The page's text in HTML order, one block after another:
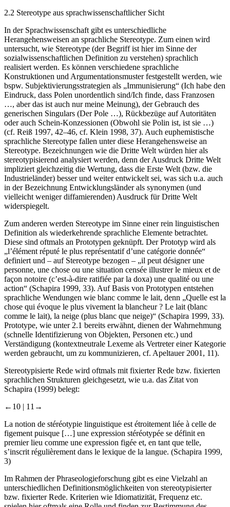
2.2 Stereotype aus sprachwissenschaftlicher Sicht
In der Sprachwissenschaft gibt es unterschiedliche
Herangehensweisen an sprachliche Stereotype. Zum einen wird
untersucht, wie Stereotype (der Begriff ist hier im Sinne der
sozialwissenschaftlichen Definition zu verstehen) sprachlich
realisiert werden. Es können verschiedene sprachliche
Konstruktionen und Argumentationsmuster festgestellt werden, wie
bspw. Subjektivierungsstrategien als „Immunisierung“ (Ich habe den
Eindruck, dass Polen unordentlich sind/Ich finde, dass Franzosen
…, aber das ist auch nur meine Meinung), der Gebrauch des
generischen Singulars (Der Pole …), Rückbezüge auf Autoritäten
oder auch Schein-Konzessionen (Obwohl sie Polin ist, ist sie …)
(cf. Reiß 1997, 42–46, cf. Klein 1998, 37). Auch euphemistische
sprachliche Stereotype fallen unter diese Herangehensweise an
Stereotype. Bezeichnungen wie die Dritte Welt würden hier als
stereotypisierend analysiert werden, denn der Ausdruck Dritte Welt
impliziert gleichzeitig die Wertung, dass die Erste Welt (bzw. die
Industrieländer) besser und weiter entwickelt sei, was sich u.a. auch
in der Bezeichnung Entwicklungsländerals synonymen (und
vielleicht weniger diffamierenden) Ausdruck fürDritte Welt
widerspiegelt.
Zum anderen werden Stereotype im Sinne einer rein linguistischen
Definition als wiederkehrende sprachliche Elemente betrachtet.
Diese sind oftmals an Prototypen geknüpft. Der Prototyp wird als
„l’élément réputé le plus représentatif d’une catégorie donnée“
definiert und – auf Stereotype bezogen – „il peut désigner une
personne, une chose ou une situation censée illustrer le mieux et de
façon notoire (c’est-à-dire ratifiée par la doxa) une qualité ou une
action“ (Schapira 1999, 33). Auf Basis von Prototypen entstehen
sprachliche Wendungen wie blanc comme le lait, denn „Quelle est la
chose qui évoque le plus vivement la blancheur ? Le lait (blanc
comme le lait), la neige (plus blanc que neige)“ (Schapira 1999, 33).
Prototype, wie unter 2.1 bereits erwähnt, dienen der Wahrnehmung
(schnelle Identifizierung von Objekten, Personen etc.) und
Verständigung (kontextneutrale Lexeme als Vertreter einer Kategorie
werden gebraucht, um zu kommunizieren, cf. Apeltauer 2001 , 11).
Stereotypisierte Rede wird oftmals mit fixierter Rede bzw. fixierten
sprachlichen Strukturen gleichgesetzt, wie u.a. das Zitat von
Schapira (1999) belegt:
←10 | 11→
La notion de stéréotypie linguistique est étroitement liée à celle de
figement puisque […] une expression stéréotypée se définit en
premier lieu comme une expression figée et, en tant que telle,
s’inscrit régulièrement dans le lexique de la langue. (Schapira 1999,
3)
Im Rahmen der Phraseologieforschung gibt es eine Vielzahl an
unterschiedlichen Definitionsmöglichkeiten von stereotypisierter
bzw. fixierter Rede. Kriterien wie Idiomatizität, Frequenz etc.